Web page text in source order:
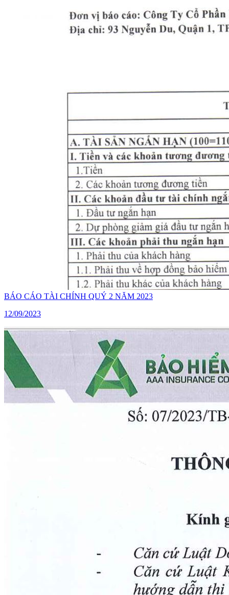
BÁO CÁO TÀI CHÍNH QUÝ 2 NĂM 2023
12/09/2023